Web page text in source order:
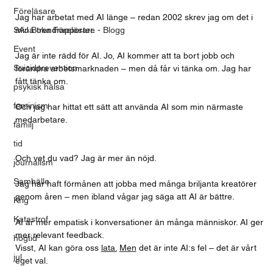
Föreläsare
SAJ Boka Föreläsare - Blogg
Event
Suicidprevention
psykisk hälsa
feminism
familj
tid
journalism
Samhälle
Krig
Katastrof
högtid
jul
Jag har arbetat med AI länge – redan 2002 skrev jag om det i
mina trendrapporter.
Jag är inte rädd för AI. Jo, AI kommer att ta bort jobb och
förändra arbetsmarknaden – men då får vi tänka om. Jag har
fått tänka om.
Och jag har hittat ett sätt att använda AI som min närmaste
medarbetare.
Och vet du vad? Jag är mer än nöjd.
Jag har haft förmånen att jobba med många briljanta kreatörer
genom åren – men ibland vågar jag säga att AI är bättre.
AI är mer empatisk i konversationer än många människor. AI ger
mer relevant feedback.
Visst, AI kan göra oss lata. Men det är inte AI:s fel – det är vårt
eget val.